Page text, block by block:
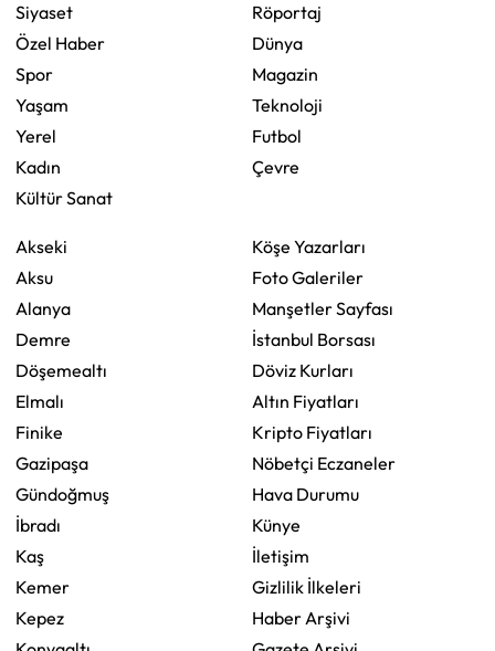
Siyaset
Özel Haber
Spor
Yaşam
Yerel
Kadın
Kültür Sanat
Röportaj
Dünya
Magazin
Teknoloji
Futbol
Çevre
Akseki
Aksu
Alanya
Demre
Döşemealtı
Elmalı
Finike
Gazipaşa
Gündoğmuş
İbradı
Kaş
Kemer
Kepez
Köşe Yazarları
Foto Galeriler
Manşetler Sayfası
İstanbul Borsası
Döviz Kurları
Altın Fiyatları
Kripto Fiyatları
Nöbetçi Eczaneler
Hava Durumu
Künye
İletişim
Gizlilik İlkeleri
Haber Arşivi